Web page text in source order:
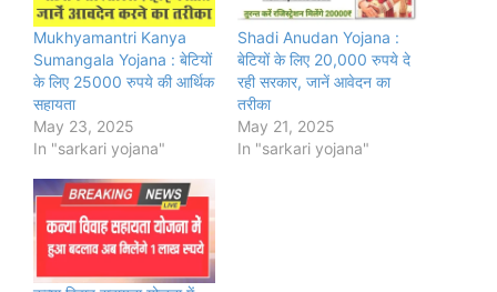
Mukhyamantri Kanya
Sumangala Yojana : बेटियों
के लिए 25000 रुपये की आर्थिक
सहायता
May 23, 2025
In "sarkari yojana"
Shadi Anudan Yojana :
बेटियों के लिए 20,000 रुपये दे
रही सरकार, जानें आवेदन का
तरीका
May 21, 2025
In "sarkari yojana"